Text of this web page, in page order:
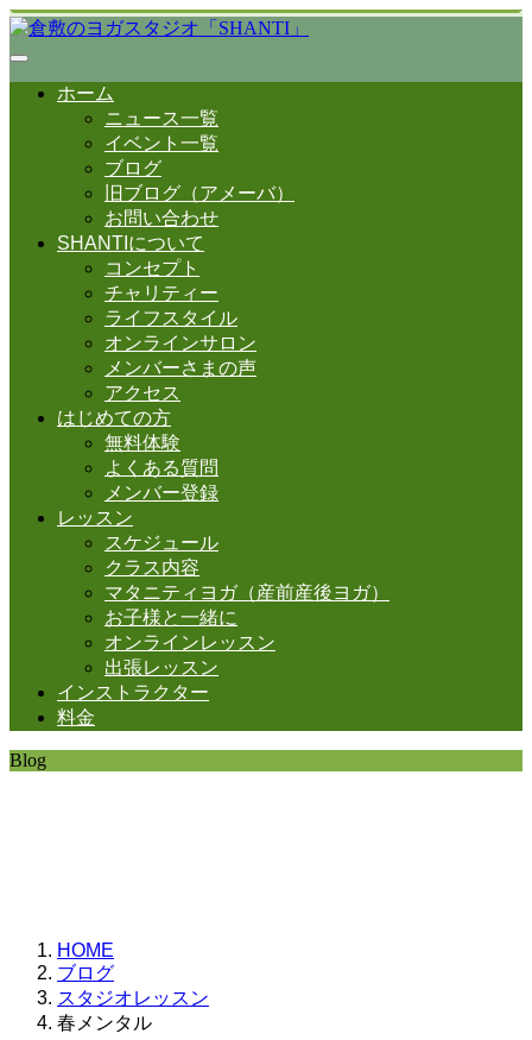
ホーム
ニュース一覧
イベント一覧
ブログ
旧ブログ（アメーバ）
お問い合わせ
SHANTIについて
コンセプト
チャリティー
ライフスタイル
オンラインサロン
メンバーさまの声
アクセス
はじめての方
無料体験
よくある質問
メンバー登録
レッスン
スケジュール
クラス内容
マタニティヨガ（産前産後ヨガ）
お子様と一緒に
オンラインレッスン
出張レッスン
インストラクター
料金
Blog
HOME
ブログ
スタジオレッスン
春メンタル